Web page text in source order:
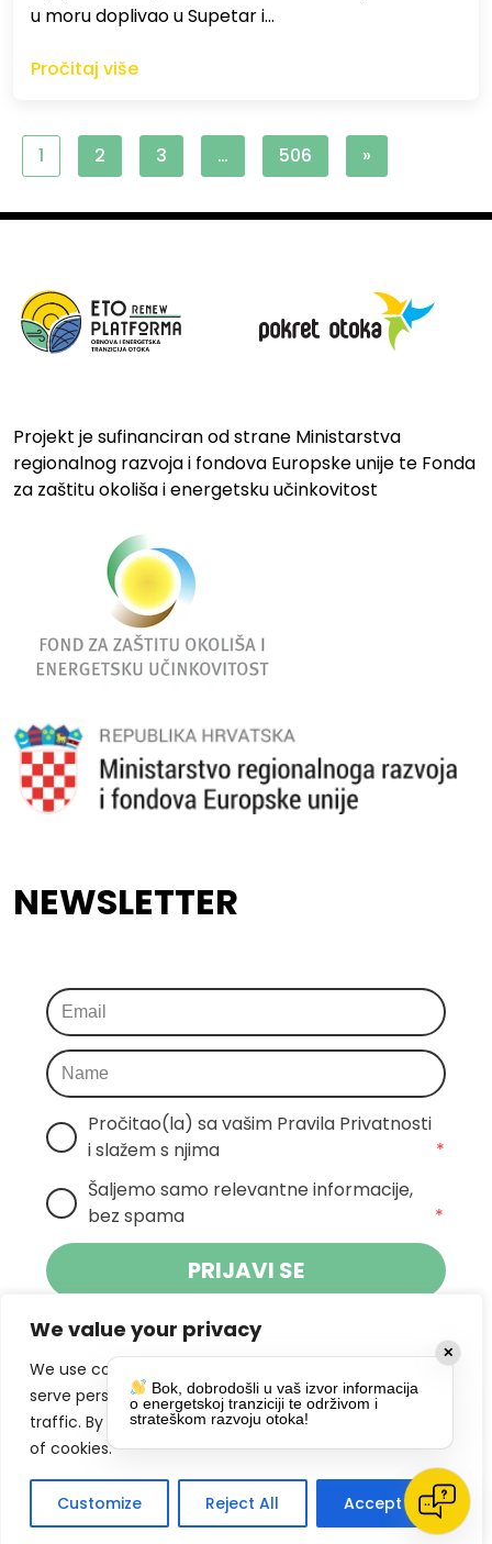
We value your privacy
We use cookies to enhance your browsing experience,
serve personalized ads or content, and analyze our
traffic. By clicking "Accept All", you consent to our use
of cookies.
Customize Reject All Accept All
u moru doplivao u Supetar i…
Pročitaj više
1 2 3 … 506 »
Projekt je sufinanciran od strane Ministarstva
regionalnog razvoja i fondova Europske unije te Fonda
za zaštitu okoliša i energetsku učinkovitost
NEWSLETTER
Pročitao(la) sa vašim Pravila Privatnosti
i slažem s njima
*
Šaljemo samo relevantne informacije,
bez spama
*
PRIJAVI SE
Klikom na gumb dajete suglasnost za
primanje novosti Pokreta Otoka te se
slažete spolitikom privatnosti.
DRUŠTVENE MREŽE
✕
Bok, dobrodošli u vaš izvor informacija
o energetskoj tranziciji te održivom i
strateškom razvoju otoka!